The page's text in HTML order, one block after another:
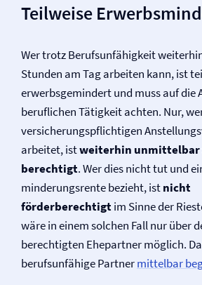
Teilweise
Wer trotz Berufs­unfähigkeit
Stunden am Tag arbeiten kann, ist
erwerbsgemindert und muss auf die
beruflichen Tätigkeit achten. Nur,
ver­sicherungs­pflichtigen
arbeitet, istweiterhin
berechtigt. Wer dies nicht tut und
minderungs­rente bezieht, istnicht
förderberechtigtim Sinne der
wäre in einem solchen Fall nur über
berechtigten Ehepartner möglich.
berufsunfähige Partnermittelbar